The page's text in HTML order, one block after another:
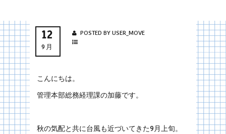
12
9月
POSTED BY USER_MOVE
こんにちは。
管理本部総務経理課の加藤です。
秋の気配と共に台風も近づいてきた9月上旬。